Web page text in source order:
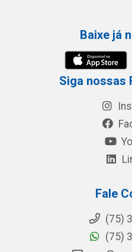
Baixe já
Siga nossas
Fale
(75)
(75)